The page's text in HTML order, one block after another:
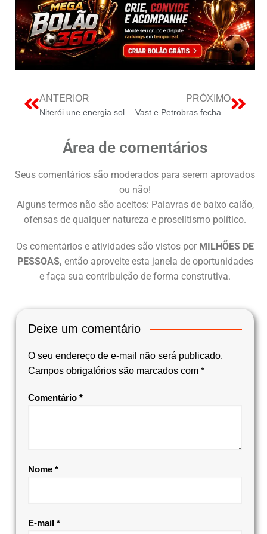
ANTERIOR PRÓXIMO
Área de comentários
Seus comentários são moderados para serem aprovados
ou não!
Alguns termos não são aceitos: Palavras de baixo calão,
ofensas de qualquer natureza e proselitismo político.
Os comentários e atividades são vistos por MILHÕES DE
PESSOAS, então aproveite esta janela de oportunidades
e faça sua contribuição de forma construtiva.
Deixe um comentário
O seu endereço de e-mail não será publicado.
Campos obrigatórios são marcados com *
Comentário *
Nome *
E-mail *